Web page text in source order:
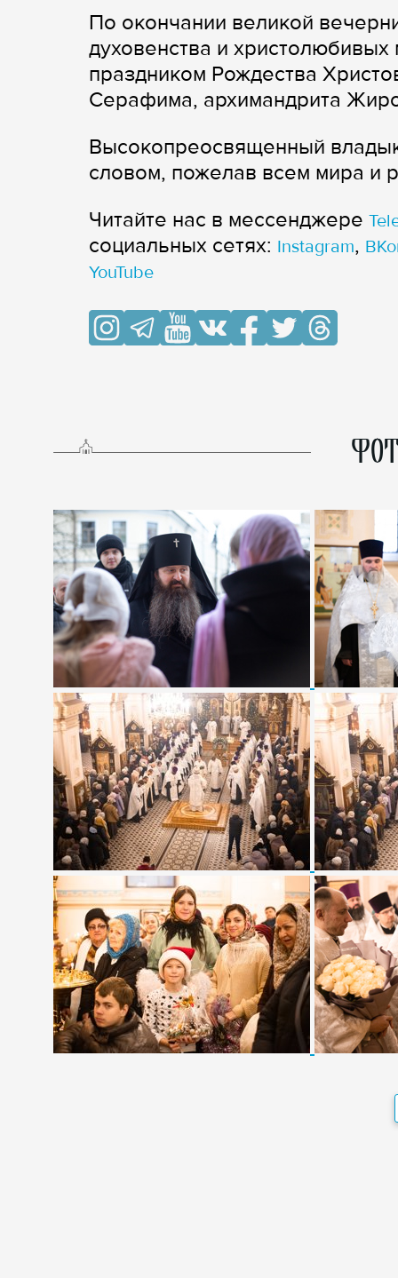
По окончании великой
духовенства и
праздником Рождества
Серафима, архимандрита
Высокопреосвященный
словом, пожелав всем мира и
Читайте нас в мессенджере
cоциальных сетях: Instagram,
YouTube